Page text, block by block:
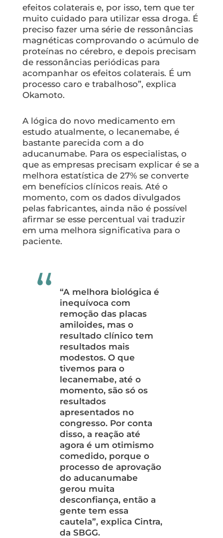
efeitos colaterais e, por isso, tem que ter
muito cuidado para utilizar essa droga. É
preciso fazer uma série de ressonâncias
magnéticas comprovando o acúmulo de
proteínas no cérebro, e depois precisam
de ressonâncias periódicas para
acompanhar os efeitos colaterais. É um
processo caro e trabalhoso”, explica
Okamoto.
A lógica do novo medicamento em
estudo atualmente, o lecanemabe, é
bastante parecida com a do
aducanumabe. Para os especialistas, o
que as empresas precisam explicar é se a
melhora estatística de 27% se converte
em benefícios clínicos reais. Até o
momento, com os dados divulgados
pelas fabricantes, ainda não é possível
afirmar se esse percentual vai traduzir
em uma melhora significativa para o
paciente.
“A melhora biológica é
inequívoca com
remoção das placas
amiloides, mas o
resultado clínico tem
resultados mais
modestos. O que
tivemos para o
lecanemabe, até o
momento, são só os
resultados
apresentados no
congresso. Por conta
disso, a reação até
agora é um otimismo
comedido, porque o
processo de aprovação
do aducanumabe
gerou muita
desconfiança, então a
gente tem essa
cautela”, explica Cintra,
da SBGG.